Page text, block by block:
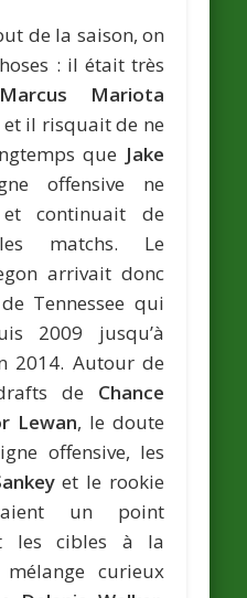
de la saison, on
: il était très
Marcus Mariota
il risquait de ne
que Jake
offensive ne
et continuait de
matchs. Le
arrivait donc
Tennessee qui
2009 jusqu’à
2014. Autour de
de Chance
Lewan, le doute
offensive, les
et le rookie
un point
les cibles à la
curieux